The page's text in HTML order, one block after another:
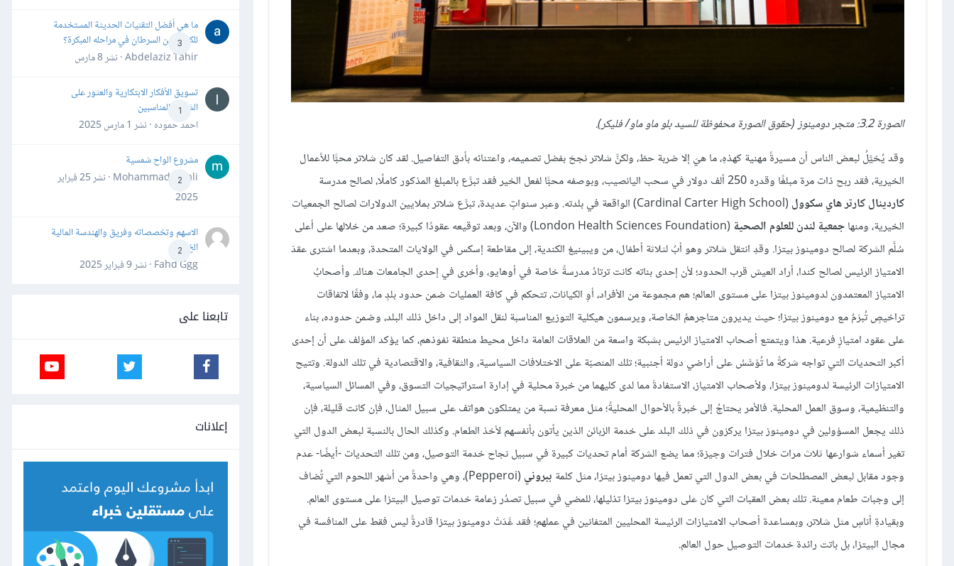
الصورة 3.2: متجر دومينوز (حقوق الصورة محفوظة للسيد بلو ماو ماو/ فليكر).
وقد يُخيَّلُ لبعض الناس أن مسيرةً مهنية كهذهِ، ما هيَ إلا ضربة حظ، ولكنَّ شلاتر نجحَ بفضل تصميمه، واعتنائه بأدق التفاصيل. لقد كان شلاتر محبًّا للأعمال
الخيرية، فقد ربح ذات مرة مبلغًا وقدره 250 ألف دولار في سحب اليانصيب، وبوصفه محبًّا لفعل الخير فقد تبرَّع بالمبلغ المذكور كاملًا، لصالح مدرسة
كاردينال كارتر هاي سكوول
(Cardinal Carter High School) الواقعة في بلدته. وعبر سنواتٍ عديدة، تبرَّع شلاتر بملايين الدولارات لصالح الجمعيات
الخيرية، ومنهاجمعية لندن للعلوم الصحية
(London Health Sciences Foundation) والآن، وبعد توقيعه عقودًا كبيرة؛ صعد من خلالها على أعلى
سُلَّم الشركة لصالح دومينوز بيتزا. وقدِ انتقل شلاتر وهو أبُ لثلاثة أطفال، من ويبينيغ الكندية، إلى مقاطعة إسكس في الولايات المتحدة، وبعدما اشترى عقدَ
الامتياز الرئيس لصالح كندا، أراد العيش قرب الحدود؛ لأن إحدى بناته كانت ترتادُ مدرسةً خاصة في أوهايو، وأخرى في إحدى الجامعات هناك. وأصحابُ
الامتياز المعتمدون لدومينوز بيتزا على مستوى العالم؛ هم مجموعة من الأفراد، أوِ الكيانات، تتحكم في كافة العمليات ضمن حدود بلدٍ ما، وفقًا لاتفاقات
تراخيصٍ تُبرَمُ مع دومينوز بيتزا؛ حيث يديرون متاجرهمُ الخاصة، ويرسمون هيكلية التوزيع المناسبة لنقل المواد إلى داخل ذلك البلد، وضمن حدوده، بناء
على عقود امتيازٍ فرعية. هذا ويتمتع أصحاب الامتياز الرئيس بشبكة واسعة من العلاقات العامة داخل محيط منطقة نفوذهم، كما يؤكد المؤلف على أن إحدى
أكبر التحديات التي تواجه شركةً ما تُؤسَّسُ على أراضي دولة أجنبية؛ تلك المنصبّة على الاختلافات السياسية، والثقافية، والاقتصادية في تلك الدولة. وتتيح
الامتيازات الرئيسة لدومينوز بيتزا، ولأصحاب الامتياز، الاستفادةَ مما لدى كليهما من خبرة محلية في إدارة استراتيجيات التسوق، وفي المسائل السياسية،
والتنظيمية، وسوق العمل المحلية. فالأمر يحتاجُ إلى خبرةً بالأحوال المحليةً؛ مثل معرفة نسبة من يمتلكون هواتف على سبيل المثال، فإن كانت قليلة، فإن
ذلك يجعل المسؤولين في دومينوز بيتزا يركزون في ذلك البلد على خدمة الزبائن الذين يأتون بأنفسهم لأخذ الطعام. وكذلك الحال بالنسبة لبعض الدول التي
تغير أسماء شوارعها ثلاث مرات خلال فترات وجيزة؛ مما يضع الشركة أمام تحديات كبيرة في سبيل نجاح خدمة التوصيل، ومن تلك التحديات -أيضًا- عدم
وجود مقابل لبعض المصطلحات في بعض الدول التي تعمل فيها دومينوز بيتزا، مثل كلمة ببروني
(Pepperoi)، وهي واحدةً من أشهر اللحوم التي تُضاف
إلى وجبات طعام معينة. تلك بعض العقبات التي كان على دومينوز بيتزا تذليلها، للمضي في سبيل تصدُر زعامة خدمات توصيل البيتزا على مستوى العالم.
وبقيادةِ أناسٍ مثل شلاتر، وبمساعدة أصحاب الامتيازات الرئيسة المحليين المتفانين في عملهم؛ فقد غَدَتْ دومينوز بيتزا قادرةً ليس فقط على المنافسة في
مجال البيتزا، بل باتت رائدة خدمات التوصيل حول العالم.
3
ما هي أفضل التقنيات الحديثة المستخدمة
للكشف عن السرطان في مراحله المبكرة؟
Abdelaziz Tahir · نشر
8 مارس
1
تسويق الأفكار الابتكارية والعثور على
الشركاء المناسبين
احمد حموده · نشر 1 مارس 2025
2
مشروع الواح شمسية
Mohammad Awali · نشر
25 فبراير
2025
2
الاسهم وتخصصاته وفريق والهندسة المالية
الخ
Fahd Ggg · نشر
9 فبراير 2025
تابعنا على
إعلانات